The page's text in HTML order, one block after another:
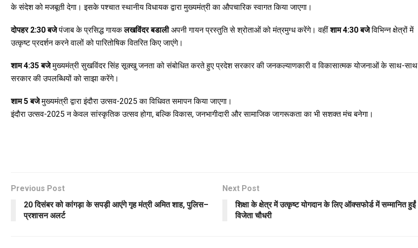
के संदेश को मजबूती देगा। इसके पश्चात स्थानीय विधायक द्वारा मुख्यमंत्री का औपचारिक स्वागत किया जाएगा।
दोपहर 2:30 बजेपंजाब के प्रसिद्ध गायकलखविंदर बडालीअपनी गायन प्रस्तुति से श्रोताओं को मंत्रमुग्ध करेंगे। वहींशाम 4:30 बजेविभिन्न क्षेत्रों में
उत्कृष्ट प्रदर्शन करने वालों को पारितोषिक वितरित किए जाएंगे।
शाम 4:35 बजेमुख्यमंत्री सुखविंदर सिंह सूक्खु जनता को संबोधित करते हुए प्रदेश सरकार की जनकल्याणकारी व विकासात्मक योजनाओं के साथ-साथ
सरकार की उपलब्धियों को साझा करेंगे।
शाम 5 बजेमुख्यमंत्री द्वारा इंदौरा उत्सव-2025 का विधिवत समापन किया जाएगा।
इंदौरा उत्सव-2025 न केवल सांस्कृतिक उत्सव होगा, बल्कि विकास, जनभागीदारी और सामाजिक जागरूकता का भी सशक्त मंच बनेगा।
Previous Post
20 दिसंबर को कांगड़ा के सपड़ी आएंगे गृह मंत्री अमित शाह, पुलिस–
प्रशासन अलर्ट
Next Post
शिक्षा के क्षेत्र में उत्कृष्ट योगदान के लिए ऑक्सफोर्ड में सम्मानित हुईं
विजेता चौधरी